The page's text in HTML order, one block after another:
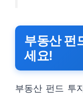
부동산 펀
세요!
부동산 펀드 투